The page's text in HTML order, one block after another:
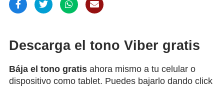
Descarga el tono Viber gratis
Bája el tono gratis ahora mismo a tu celular o
dispositivo como tablet. Puedes bajarlo dando click